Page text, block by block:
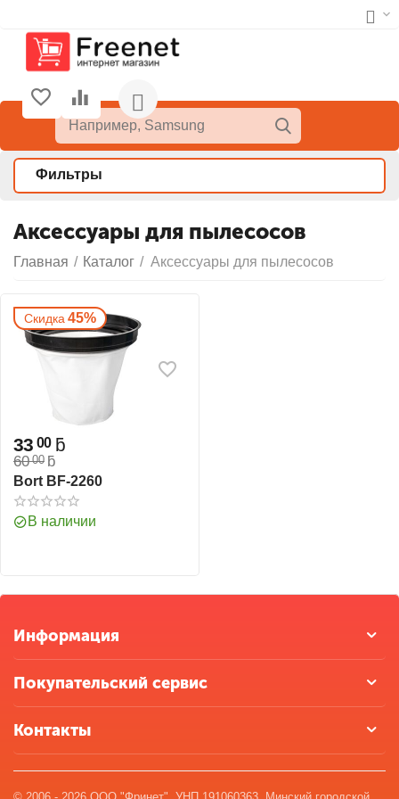
Фильтры
Аксессуары для пылесосов
Главная / Каталог / Аксессуары для пылесосов
Скидка 45%
60 00 ƃ
33 00 ƃ
Bort BF-2260
В наличии
Информация
Покупательский сервис
Контакты